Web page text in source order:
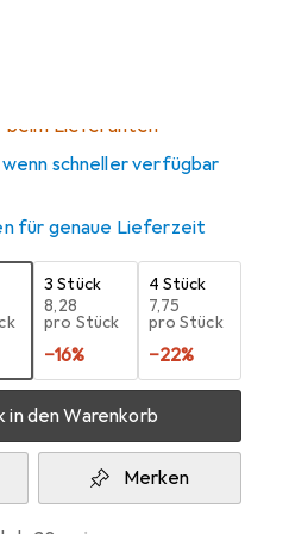
beim Lieferanten
schneller verfügbar
für genaue Lieferzeit
3 Stück
EUR
8,28
pro Stück
−16%
4 Stück
EUR
7,75
pro Stück
−22%
in den Warenkorb
Merken